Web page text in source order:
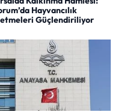
Hayvancılık
Güçlendiriliyor